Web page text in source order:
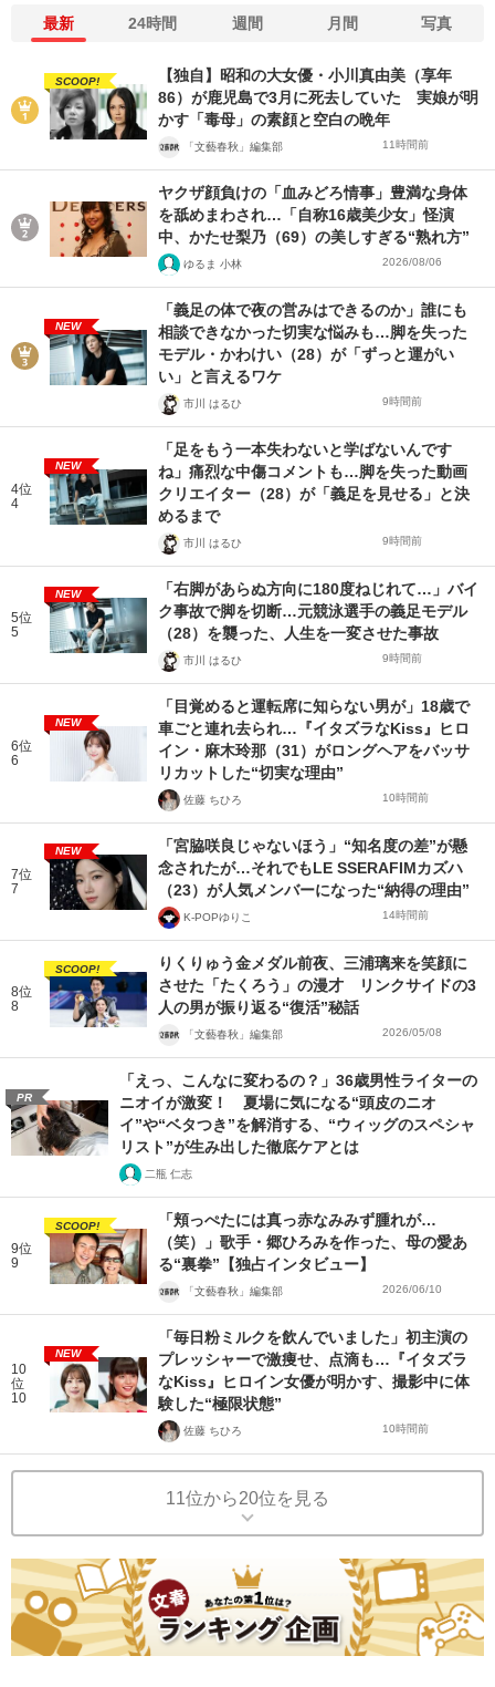
最新 24時間 週間 月間 写真
SCOOP!
【独自】昭和の大女優・小川真由美（享年
86）が鹿児島で3月に死去していた 実娘が明
かす「毒母」の素顔と空白の晩年
「文藝春秋」編集部 11時間前
ヤクザ顔負けの「血みどろ情事」豊満な身体
を舐めまわされ…「自称16歳美少女」怪演
中、かたせ梨乃（69）の美しすぎる“熟れ方”
ゆるま 小林 2026/08/06
NEW
「義足の体で夜の営みはできるのか」誰にも
相談できなかった切実な悩みも…脚を失った
モデル・かわけい（28）が「ずっと運がい
い」と言えるワケ
市川 はるひ 9時間前
4位
4
NEW
「足をもう一本失わないと学ばないんです
ね」痛烈な中傷コメントも…脚を失った動画
クリエイター（28）が「義足を見せる」と決
めるまで
市川 はるひ 9時間前
5位
5
NEW
「右脚があらぬ方向に180度ねじれて…」バイ
ク事故で脚を切断…元競泳選手の義足モデル
（28）を襲った、人生を一変させた事故
市川 はるひ 9時間前
6位
6
NEW
「目覚めると運転席に知らない男が」18歳で
車ごと連れ去られ…『イタズラなKiss』ヒロ
イン・麻木玲那（31）がロングヘアをバッサ
リカットした“切実な理由”
佐藤 ちひろ 10時間前
7位
7
NEW
「宮脇咲良じゃないほう」“知名度の差”が懸
念されたが…それでもLE SSERAFIMカズハ
（23）が人気メンバーになった“納得の理由”
K-POPゆりこ 14時間前
8位
8
SCOOP!
りくりゅう金メダル前夜、三浦璃来を笑顔に
させた「たくろう」の漫才 リンクサイドの3
人の男が振り返る“復活”秘話
「文藝春秋」編集部 2026/05/08
PR
「えっ、こんなに変わるの？」36歳男性ライターの
ニオイが激変！ 夏場に気になる“頭皮のニオ
イ”や“ベタつき”を解消する、“ウィッグのスペシャ
リスト”が生み出した徹底ケアとは
二瓶 仁志
9位
9
SCOOP!
「頬っぺたには真っ赤なみみず腫れが…
（笑）」歌手・郷ひろみを作った、母の愛あ
る“裏拳”【独占インタビュー】
「文藝春秋」編集部 2026/06/10
10
位
10
NEW
「毎日粉ミルクを飲んでいました」初主演の
プレッシャーで激痩せ、点滴も…『イタズラ
なKiss』ヒロイン女優が明かす、撮影中に体
験した“極限状態”
佐藤 ちひろ 10時間前
11位から20位を見る